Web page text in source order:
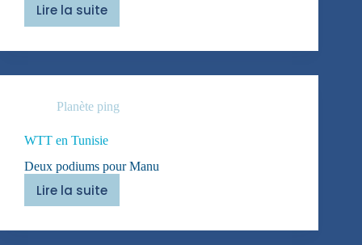
Lire la suite
Chpt
Monde
Planète ping
WTT en Tunisie
Deux podiums pour Manu
Lire la suite
WTT
Tunisie